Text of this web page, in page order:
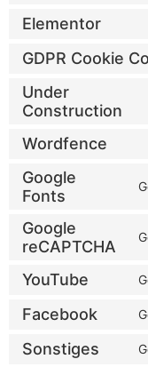
Elementor
GDPR Cookie
Under
Construction
Wordfence
Google
Fonts
Google
reCAPTCHA
YouTube
Facebook
Sonstiges